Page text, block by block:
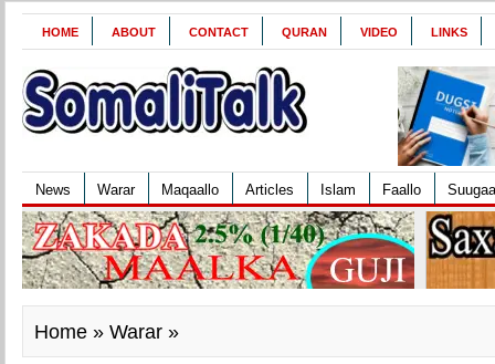
HOME ABOUT CONTACT QURAN VIDEO LINKS
News Warar Maqaallo Articles Islam Faallo
Home » Warar »